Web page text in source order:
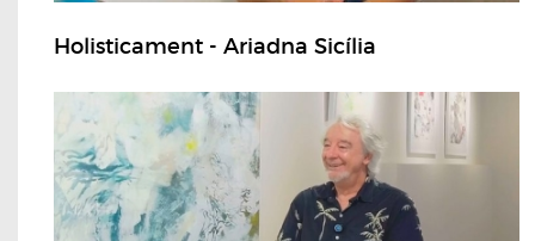
Holisticament - Ariadna Sicília